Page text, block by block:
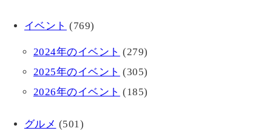
イベント (769)
2024年のイベント (279)
2025年のイベント (305)
2026年のイベント (185)
グルメ (501)